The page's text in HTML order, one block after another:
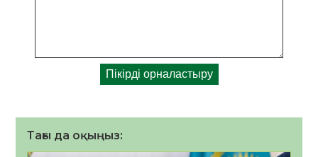
Тағы да оқыңыз: